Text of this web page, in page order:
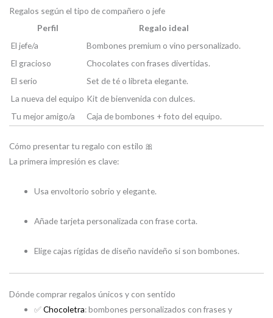
Regalos según el tipo de compañero o jefe
Perfil
Regalo ideal
El jefe/a
Bombones premium o vino personalizado.
El gracioso
Chocolates con frases divertidas.
El serio
Set de té o libreta elegante.
La nueva del equipo Kit de bienvenida con dulces.
Tu mejor amigo/a
Caja de bombones + foto del equipo.
Cómo presentar tu regalo con estilo 🎀
La primera impresión es clave:
Usa envoltorio sobrio y elegante.
Añade tarjeta personalizada con frase corta.
Elige cajas rígidas de diseño navideño si son bombones.
Dónde comprar regalos únicos y con sentido
✅Chocoletra: bombones personalizados con frases y